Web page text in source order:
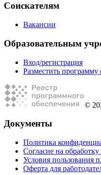
Соискателям
Вакансии
Образовательным
Вход/регистрация
Разместить программу
©
Документы
Политика
Согласие на
Условия пользования
Оферта для